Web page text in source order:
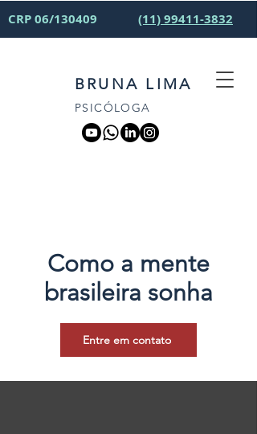
CRP 06/130409 (11) 99411-3832
BRUNA LIMA
PSICÓLOGA
Como a mente
brasileira sonha
Entre em contato